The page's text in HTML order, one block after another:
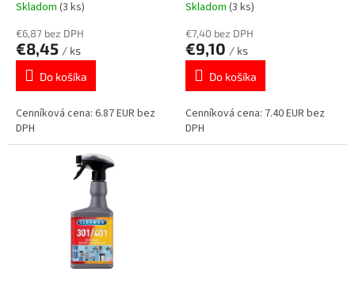
Skladom (3 ks)
€6,87 bez DPH
€8,45 / ks
Do košíka
Cenníková cena: 6.87 EUR bez
DPH
Skladom (3 ks)
€7,40 bez DPH
€9,10 / ks
Do košíka
Cenníková cena: 7.40 EUR bez
DPH